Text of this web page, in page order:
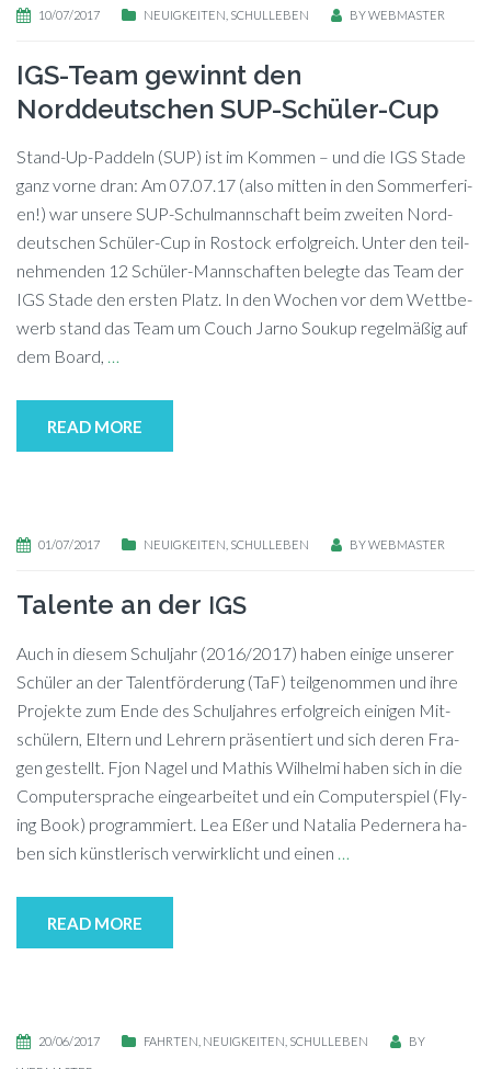
10/07/2017 NEUIGKEITEN SCHULLEBEN BYWEBMASTER
IGS-Team gewinnt den
Norddeutschen SUP-Schüler-Cup
Stand-Up-Pad­deln (SUP) ist im Kom­men – und die IGS Sta­de
ganz vor­ne dran: Am 07.07.17 (also mit­ten in den Som­mer­fe­ri­
en!) war un­se­re SUP-Schul­mann­schaft beim zwei­ten Nord­
deut­schen Schü­ler-Cup in Ros­tock er­folg­reich. Un­ter den teil­
neh­men­den 12 Schü­ler-Mann­schaf­ten be­leg­te das Team der
IGS Sta­de den ers­ten Platz. In den Wo­chen vor dem Wett­be­
werb stand das Team um Couch Jar­no Souk­up re­gel­mä­ßig auf
dem Board, …
READ MORE
01/07/2017 NEUIGKEITEN SCHULLEBEN BYWEBMASTER
Talente an der IGS
Auch in die­sem Schul­jahr (2016/2017) ha­ben ei­ni­ge un­se­rer
Schü­ler an der Ta­lent­för­de­rung (TaF) teil­ge­nom­men und ihre
Pro­jek­te zum Ende des Schul­jah­res er­folg­reich ei­ni­gen Mit­
schü­lern, El­tern und Leh­rern prä­sen­tiert und sich de­ren Fra­
gen gestellt. Fjon Na­gel und Ma­this Wil­hel­mi ha­ben sich in die
Com­pu­ter­spra­che ein­ge­ar­bei­tet und ein Com­pu­ter­spiel (Fly­
ing Book) programmiert. Lea Eßer und Na­ta­lia Pe­der­ne­ra ha­
ben sich künst­le­risch ver­wirk­licht und ei­nen …
READ MORE
20/06/2017 FAHRTEN NEUIGKEITEN SCHULLEBEN BY